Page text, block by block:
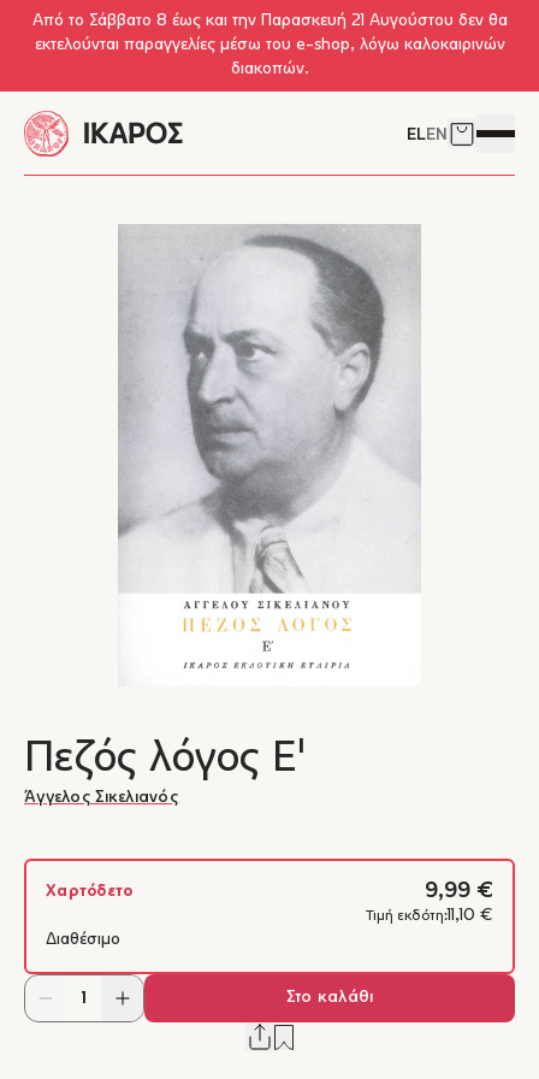
Skip to main content
Από το Σάββατο 8 έως και την Παρασκευή 21 Αυγούστου δεν θα
εκτελούνται παραγγελίες μέσω του e-shop, λόγω καλοκαιρινών
διακοπών.
ELEN Δείτε το
Πεζός λόγος Ε'
Άγγελος Σικελιανός
Χαρτόδετο 9,99 €
Τιμή εκδότη: 11,10 €
Διαθέσιμο
Στο καλάθι